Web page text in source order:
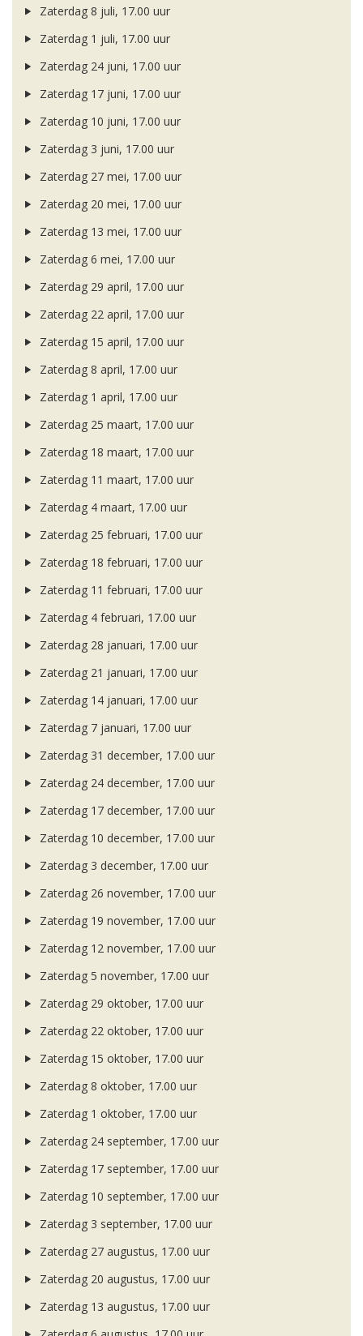
Zaterdag 8 juli, 17.00 uur
Zaterdag 1 juli, 17.00 uur
Zaterdag 24 juni, 17.00 uur
Zaterdag 17 juni, 17.00 uur
Zaterdag 10 juni, 17.00 uur
Zaterdag 3 juni, 17.00 uur
Zaterdag 27 mei, 17.00 uur
Zaterdag 20 mei, 17.00 uur
Zaterdag 13 mei, 17.00 uur
Zaterdag 6 mei, 17.00 uur
Zaterdag 29 april, 17.00 uur
Zaterdag 22 april, 17.00 uur
Zaterdag 15 april, 17.00 uur
Zaterdag 8 april, 17.00 uur
Zaterdag 1 april, 17.00 uur
Zaterdag 25 maart, 17.00 uur
Zaterdag 18 maart, 17.00 uur
Zaterdag 11 maart, 17.00 uur
Zaterdag 4 maart, 17.00 uur
Zaterdag 25 februari, 17.00 uur
Zaterdag 18 februari, 17.00 uur
Zaterdag 11 februari, 17.00 uur
Zaterdag 4 februari, 17.00 uur
Zaterdag 28 januari, 17.00 uur
Zaterdag 21 januari, 17.00 uur
Zaterdag 14 januari, 17.00 uur
Zaterdag 7 januari, 17.00 uur
Zaterdag 31 december, 17.00 uur
Zaterdag 24 december, 17.00 uur
Zaterdag 17 december, 17.00 uur
Zaterdag 10 december, 17.00 uur
Zaterdag 3 december, 17.00 uur
Zaterdag 26 november, 17.00 uur
Zaterdag 19 november, 17.00 uur
Zaterdag 12 november, 17.00 uur
Zaterdag 5 november, 17.00 uur
Zaterdag 29 oktober, 17.00 uur
Zaterdag 22 oktober, 17.00 uur
Zaterdag 15 oktober, 17.00 uur
Zaterdag 8 oktober, 17.00 uur
Zaterdag 1 oktober, 17.00 uur
Zaterdag 24 september, 17.00 uur
Zaterdag 17 september, 17.00 uur
Zaterdag 10 september, 17.00 uur
Zaterdag 3 september, 17.00 uur
Zaterdag 27 augustus, 17.00 uur
Zaterdag 20 augustus, 17.00 uur
Zaterdag 13 augustus, 17.00 uur